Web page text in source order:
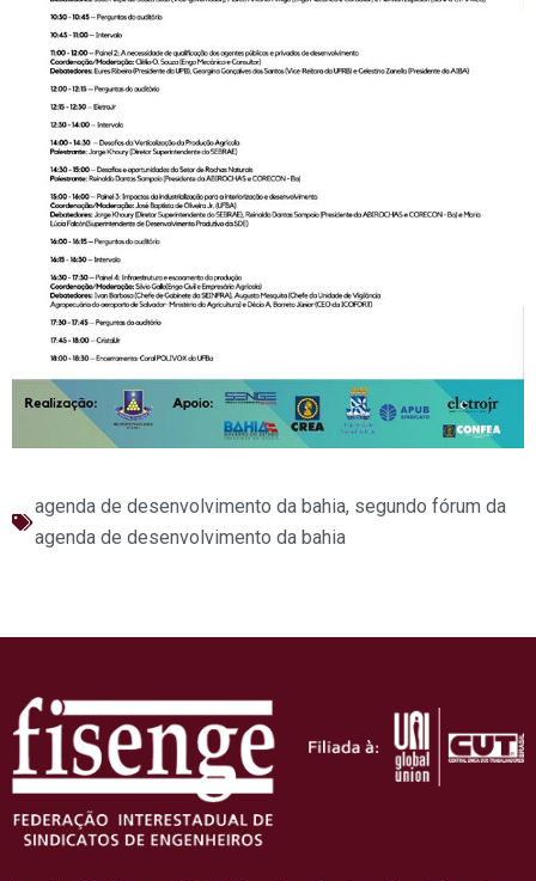
agenda de desenvolvimento da bahia, segundo fórum da
agenda de desenvolvimento da bahia